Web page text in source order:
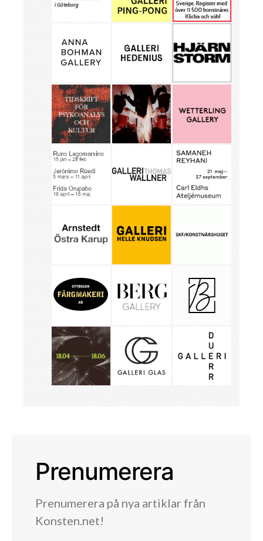
Prenumerera
Prenumerera på nya artiklar från
Konsten.net!